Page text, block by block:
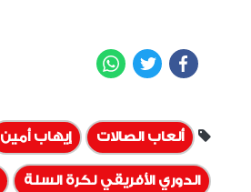
Facebook
Twitter
ألعاب الصالات إيهاب أمين
الدوري الأفريقي لكرة السلة